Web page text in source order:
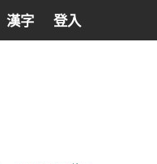
漢字 登入